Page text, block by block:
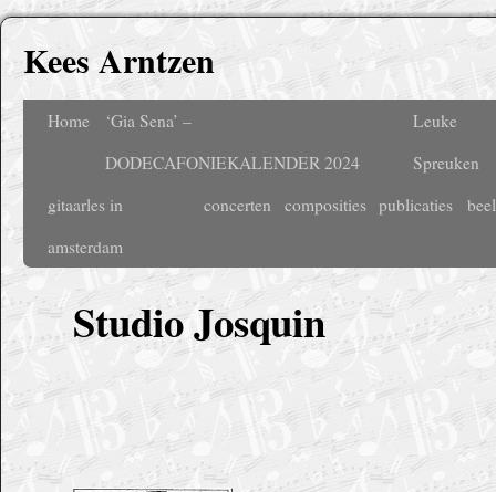
Kees Arntzen
Home
‘Gia Sena’ –
DODECAFONIEKALENDER 2024
Leuke
Spreuken
gitaarles in
amsterdam
concerten composities publicaties
Studio Josquin